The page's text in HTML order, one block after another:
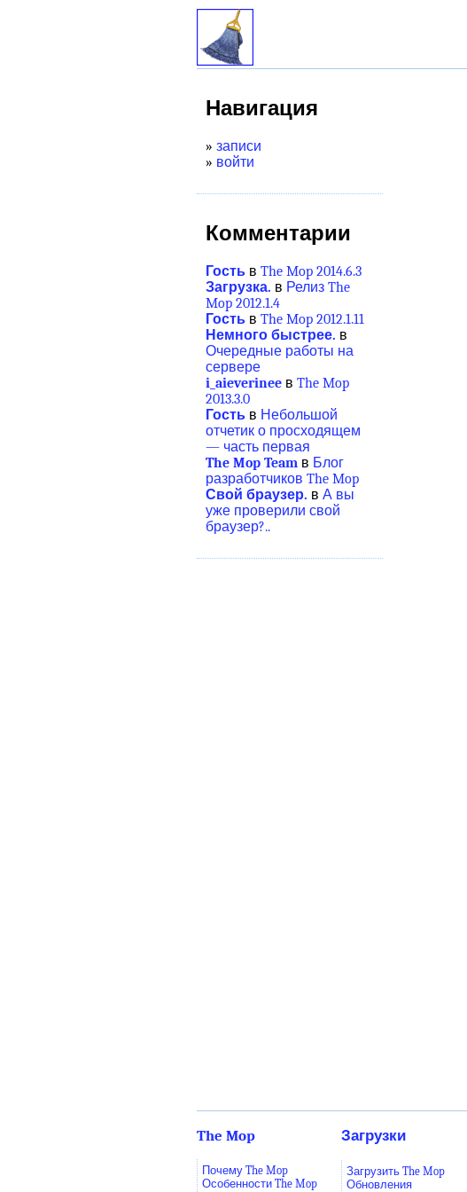
Навигация
» записи
» войти
Комментарии
Гость в The Mop 2014.6.3
Загрузка. в Релиз The
Mop 2012.1.4
Гость в The Mop 2012.1.11
Немного быстрее. в
Очередные работы на
сервере
i_aieverinee в The Mop
2013.3.0
Гость в Небольшой
отчетик о просходящем
— часть первая
The Mop Team в Блог
разработчиков The Mop
Свой браузер. в А вы
уже проверили свой
браузер?..
The Mop
Почему The Mop
Особенности The Mop
Загрузки
Загрузить The Mop
Обновления